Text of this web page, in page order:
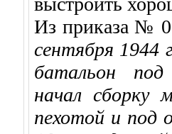
Из приказа №
сентября 1944
батальон
начал сборку
пехотой и под